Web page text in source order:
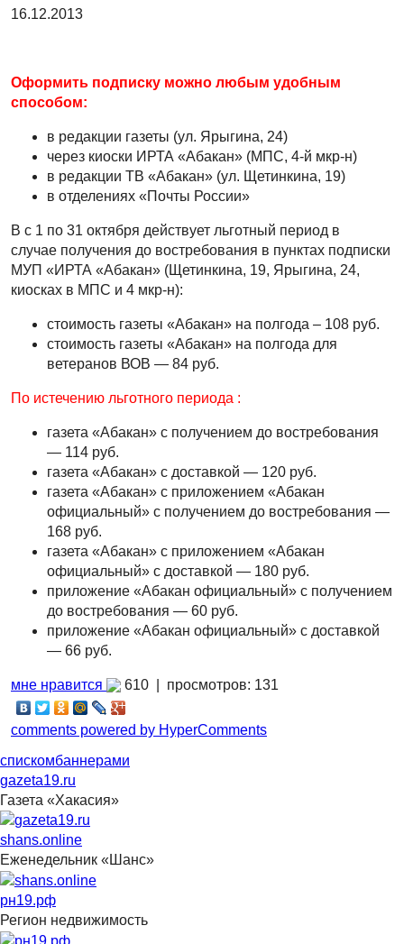
16.12.2013
Оформить подписку можно любым удобным
способом:
в редакции газеты (ул. Ярыгина, 24)
через киоски ИРТА «Абакан» (МПС, 4-й мкр-н)
в редакции ТВ «Абакан» (ул. Щетинкина, 19)
в отделениях «Почты России»
В с 1 по 31 октября действует льготный период в
случае получения до востребования в пунктах подписки
МУП «ИРТА «Абакан» (Щетинкина, 19, Ярыгина, 24,
киосках в МПС и 4 мкр-н):
стоимость газеты «Абакан» на полгода – 108 руб.
стоимость газеты «Абакан» на полгода для
ветеранов ВОВ — 84 руб.
По истечению льготного периода :
газета «Абакан» с получением до востребования
— 114 руб.
газета «Абакан» с доставкой — 120 руб.
газета «Абакан» с приложением «Абакан
официальный» с получением до востребования —
168 руб.
газета «Абакан» с приложением «Абакан
официальный» с доставкой — 180 руб.
приложение «Абакан официальный» с получением
до востребования — 60 руб.
приложение «Абакан официальный» с доставкой
— 66 руб.
мне нравится 610 | просмотров: 131
comments powered by HyperComments
спискомбаннерами
gazeta19.ru
Газета «Хакасия»
shans.online
Еженедельник «Шанс»
рн19.рф
Регион недвижимость